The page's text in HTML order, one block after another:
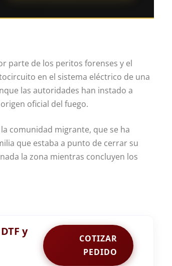
parte de los peritos forenses y el
en el sistema eléctrico de una
las autoridades han instado a
oficial del fuego.
comunidad migrante, que se ha
que estaba a punto de cerrar su
la zona mientras concluyen los
DTF y
COTIZAR
PEDIDO